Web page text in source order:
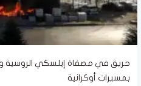
بمسيرات أوكرانية